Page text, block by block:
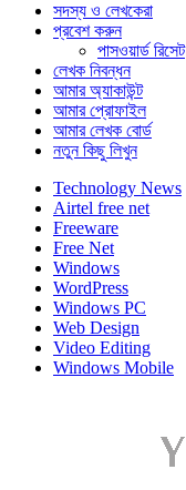
সদস্য ও লেখকেরা
প্রবেশ করুন
পাসওয়ার্ড রিসেট
লেখক নিবন্ধন
আমার অ্যাকাউন্ট
আমার প্রোফাইল
আমার লেখক বোর্ড
নতুন কিছু লিখুন
Technology News
Airtel free net
Freeware
Free Net
Windows
WordPress
Windows PC
Web Design
Video Editing
Windows Mobile